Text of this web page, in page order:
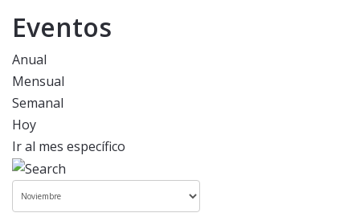
Eventos
Anual
Mensual
Semanal
Hoy
Ir al mes específico